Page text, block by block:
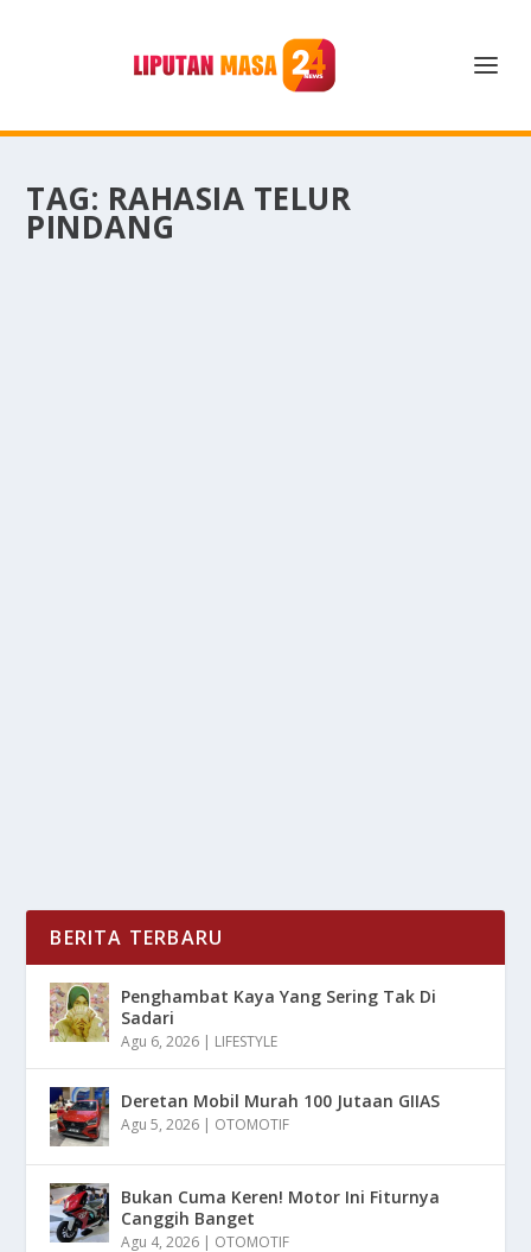
TAG: RAHASIA TELUR
PINDANG
BERITA TERBARU
Penghambat Kaya Yang Sering Tak Di
Sadari
Agu 6, 2026 | LIFESTYLE
Deretan Mobil Murah 100 Jutaan GIIAS
Agu 5, 2026 | OTOMOTIF
Bukan Cuma Keren! Motor Ini Fiturnya
Canggih Banget
Agu 4, 2026 | OTOMOTIF